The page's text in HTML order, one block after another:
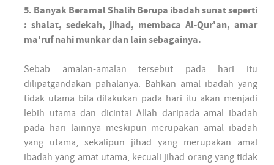
5. Banyak Beramal Shalih Berupa ibadah sunat seperti
: shalat, sedekah, jihad, membaca Al-Qur'an, amar
ma'ruf nahi munkar dan lain sebagainya.
Sebab amalan-amalan tersebut pada hari itu
dilipatgandakan pahalanya. Bahkan amal ibadah yang
tidak utama bila dilakukan pada hari itu akan menjadi
lebih utama dan dicintai Allah daripada amal ibadah
pada hari lainnya meskipun merupakan amal ibadah
yang utama, sekalipun jihad yang merupakan amal
ibadah yang amat utama, kecuali jihad orang yang tidak